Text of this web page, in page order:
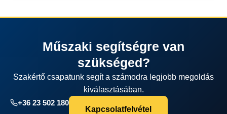
Műszaki segítségre van
szükséged?
Szakértő csapatunk segít a számodra legjobb megoldás
kiválasztásában.
+36 23 502 180
Kapcsolatfelvétel